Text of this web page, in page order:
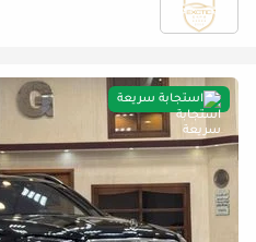
استجابة سريعة